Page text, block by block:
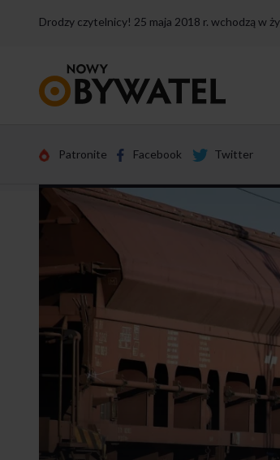
Drodzy czytelnicy! 25 maja 2018 r. wchodzą w
strony
Patronite Facebook Twitter